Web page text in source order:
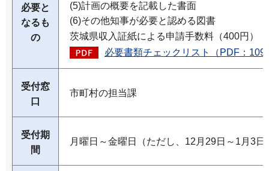
必要と
なるも
の
(5)計画の概要を記載した書面
(6)その他知事が必要と認める図書
茨城県収入証紙による申請手数料（400円）
必要書類チェックリスト（PDF：
受付窓
口
市町村の担当課
受付期
間
月曜日～金曜日（ただし、12月29日～1月3